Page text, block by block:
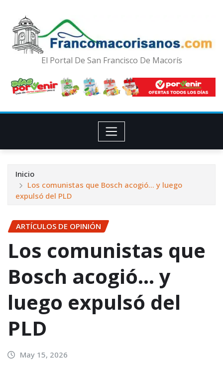
El Portal De San Francisco De Macorís
Inicio
Los comunistas que Bosch acogió… y luego
expulsó del PLD
ARTÍCULOS DE OPINIÓN
Los comunistas que
Bosch acogió… y
luego expulsó del
PLD
May 15, 2026